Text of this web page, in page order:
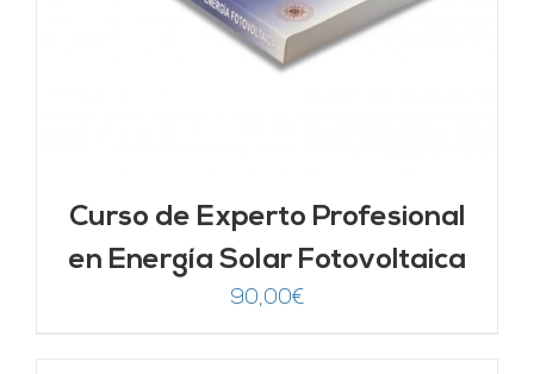
Curso de Experto Profesional
en Energía Solar Fotovoltaica
90,00€